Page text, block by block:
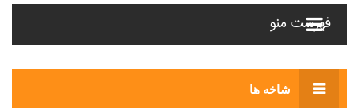
فهرست منو
شاخه ها